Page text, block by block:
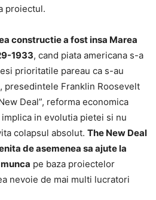
proiectul.
constructie a fost insa Marea
1933, cand piata americana s-a
prioritatile pareau ca s-au
presedintele Franklin Roosevelt
Deal”, reforma economica
in evolutia pietei si nu
colapsul absolut. The New Deal
de asemenea sa ajute la
pe baza proiectelor
nevoie de mai multi lucratori